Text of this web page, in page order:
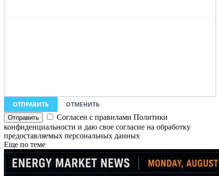
ОТПРАВИТЬ
ОТМЕНИТЬ
Согласен с правилами Политики
конфиденциальности и даю свое согласие на обработку
предоставляемых персональных данных
Еще по теме